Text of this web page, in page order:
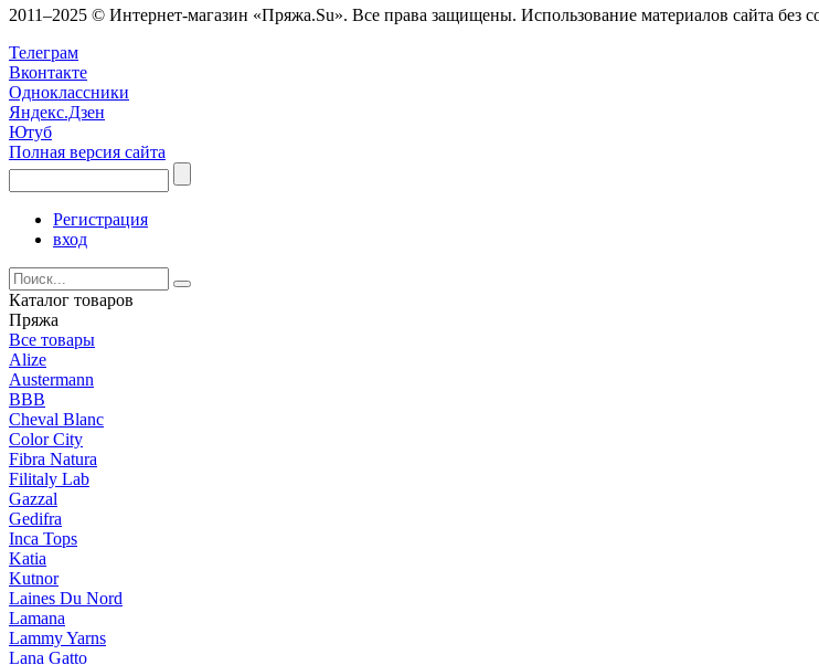
2011–2025 © Интернет-магазин «Пряжа.Su». Все права защищены. Использование материалов сайта без
Телеграм
Вконтакте
Одноклассники
Яндекс.Дзен
Ютуб
Полная версия сайта
Регистрация
вход
Каталог товаров
Пряжа
Все товары
Alize
Austermann
BBB
Cheval Blanc
Color City
Fibra Natura
Filitaly Lab
Gazzal
Gedifra
Inca Tops
Katia
Kutnor
Laines Du Nord
Lamana
Lammy Yarns
Lana Gatto